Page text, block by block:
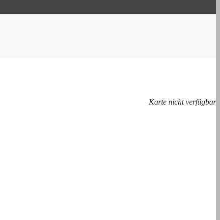
Karte nicht verfügbar